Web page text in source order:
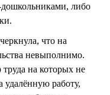
дошкольниками, либо
что на
невыполнимо.
на которых не
удалённую работу,